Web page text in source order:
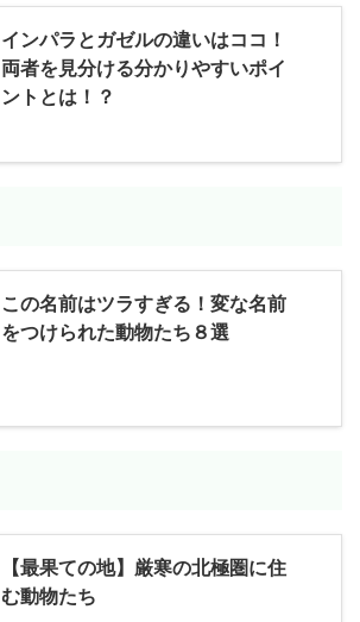
インパラとガゼルの違いはココ！
両者を見分ける分かりやすいポイ
ントとは！？
この名前はツラすぎる！変な名前
をつけられた動物たち８選
【最果ての地】厳寒の北極圏に住
む動物たち